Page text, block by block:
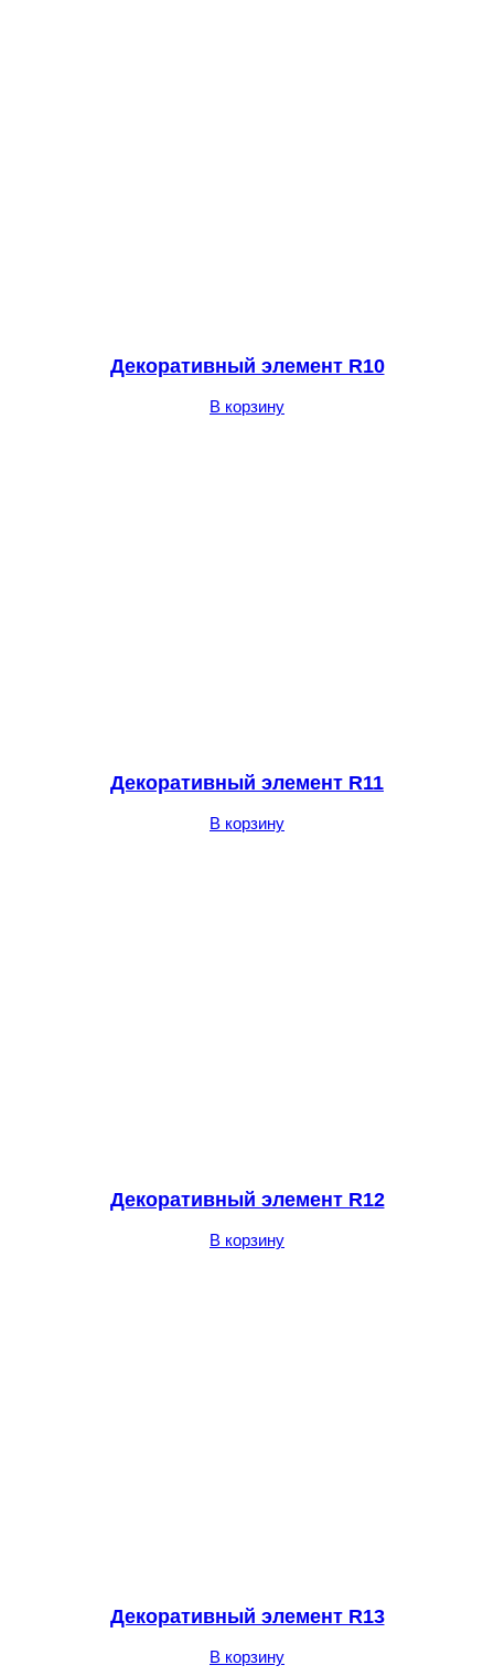
Декоративный элемент R10
В корзину
Декоративный элемент R11
В корзину
Декоративный элемент R12
В корзину
Декоративный элемент R13
В корзину